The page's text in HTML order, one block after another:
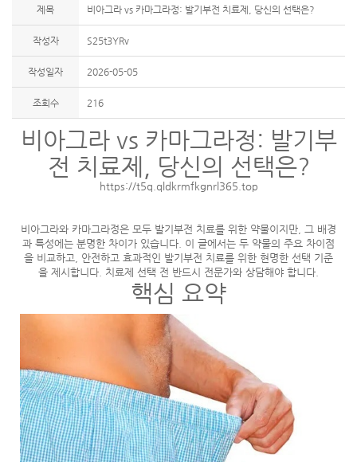
제목 비아그라 vs 카마그라정: 발기부전 치료제, 당신의 선택은?
작성자 S25t3YRv
작성일자 2026-05-05
조회수 216
비아그라 vs 카마그라정: 발기부
전 치료제, 당신의 선택은?
https://t5q.qldkrmfkgnrl365.top
비아그라와 카마그라정은 모두 발기부전 치료를 위한 약물이지만, 그 배경
과 특성에는 분명한 차이가 있습니다. 이 글에서는 두 약물의 주요 차이점
을 비교하고, 안전하고 효과적인 발기부전 치료를 위한 현명한 선택 기준
을 제시합니다. 치료제 선택 전 반드시 전문가와 상담해야 합니다.
핵심 요약